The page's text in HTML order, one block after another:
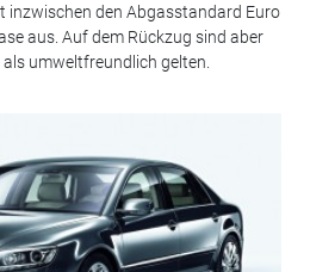
inzwischen den Abgasstandard Euro
aus. Auf dem Rückzug sind aber
umweltfreundlich gelten.